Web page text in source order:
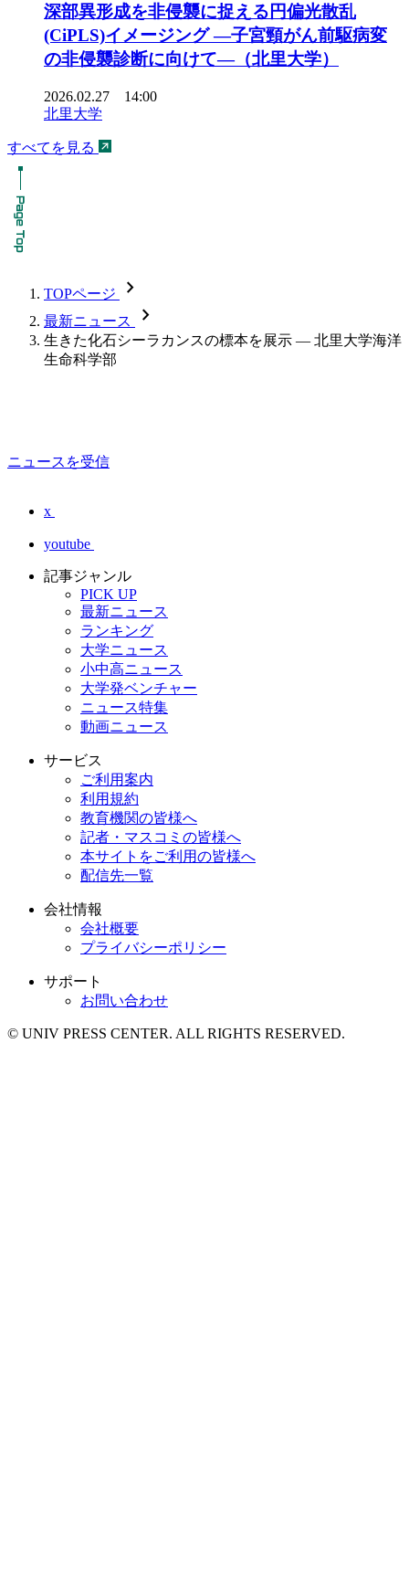
深部異形成を非侵襲に捉える円偏光散乱
(CiPLS)イメージング ―子宮頸がん前駆病変
の非侵襲診断に向けて―（北里大学）
2026.02.27 14:00
北里大学
すべてを見る
TOPページ chevron_forward
最新ニュース chevron_forward
生きた化石シーラカンスの標本を展示 — 北里大学海洋
生命科学部
ニュースを受信
x
youtube
記事ジャンル
PICK UP
最新ニュース
ランキング
大学ニュース
小中高ニュース
大学発ベンチャー
ニュース特集
動画ニュース
サービス
ご利用案内
利用規約
教育機関の皆様へ
記者・マスコミの皆様へ
本サイトをご利用の皆様へ
配信先一覧
会社情報
会社概要
プライバシーポリシー
サポート
お問い合わせ
© UNIV PRESS CENTER. ALL RIGHTS RESERVED.